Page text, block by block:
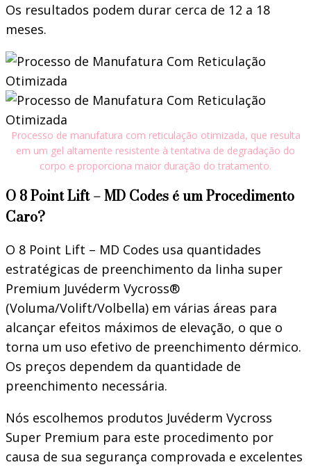
Os resultados podem durar cerca de 12 a 18
meses.
Processo de manufatura com reticulação otimizada, que resulta
em um gel altamente resistente à tentativa de degradação do
corpo e proporciona maior duração do tratamento.
O 8 Point Lift – MD Codes é um Procedimento
Caro?
O 8 Point Lift – MD Codes usa quantidades
estratégicas de preenchimento da linha super
Premium Juvéderm Vycross®
(Voluma/Volift/Volbella) em várias áreas para
alcançar efeitos máximos de elevação, o que o
torna um uso efetivo de preenchimento dérmico.
Os preços dependem da quantidade de
preenchimento necessária.
Nós escolhemos produtos Juvéderm Vycross
Super Premium para este procedimento por
causa de sua segurança comprovada e excelentes